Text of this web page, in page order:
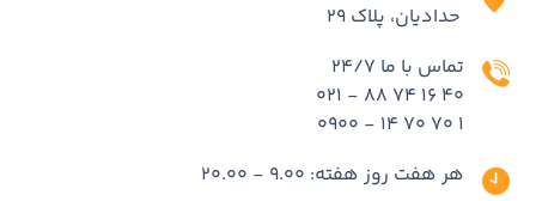
حدادیان، پلاک ۲۹
تماس با ما 24/7
40 16 74 88 - 021
1 70 70 14 - 0900
هر هفت روز هفته: 9.00 - 20.00